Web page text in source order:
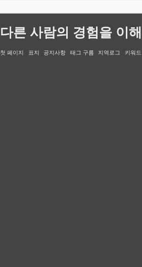
다른 사람의 경험을 이
첫 페이지 표지 공지사항 태그 구름 지역로그 키워